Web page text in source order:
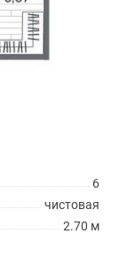
6
чистовая
2.70 м